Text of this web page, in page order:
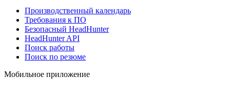
Производственный календарь
Требования к ПО
Безопасный HeadHunter
HeadHunter API
Поиск работы
Поиск по резюме
Мобильное приложение